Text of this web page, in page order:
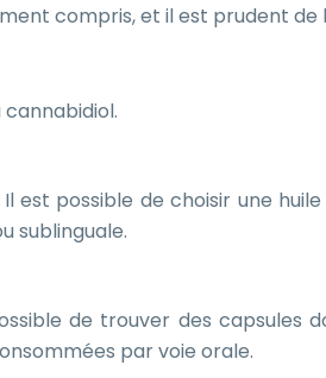
compris, et il est prudent de
est possible de choisir une
sublinguale.
de trouver des capsules
par voie orale.